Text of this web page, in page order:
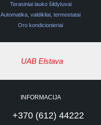
Terasiniai lauko šildytuvai
Automatika, valdikliai, termostatai
Oro kondicionieriai
UAB Elstava
INFORMACIJA
+370 (612) 44222